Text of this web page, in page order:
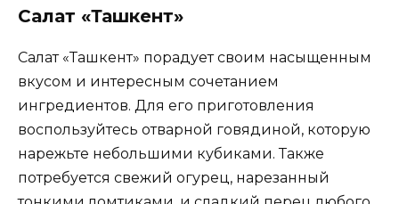
Салат «Ташкент»
Салат «Ташкент» порадует своим насыщенным
вкусом и интересным сочетанием
ингредиентов. Для его приготовления
воспользуйтесь отварной говядиной, которую
нарежьте небольшими кубиками. Также
потребуется свежий огурец, нарезанный